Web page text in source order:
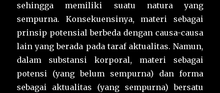
sehingga memiliki suatu natura yang
sempurna. Konsekuensinya, materi sebagai
prinsip potensial berbeda dengan causa-causa
lain yang berada pada taraf aktualitas. Namun,
dalam substansi korporal, materi sebagai
potensi (yang belum sempurna) dan forma
sebagai aktualitas (yang sempurna) bersatu